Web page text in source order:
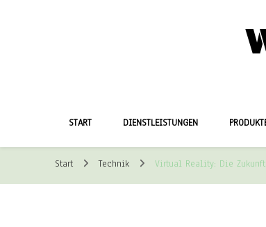
START DIENSTLEISTUNGEN
Start Technik Virtual Reality: Die